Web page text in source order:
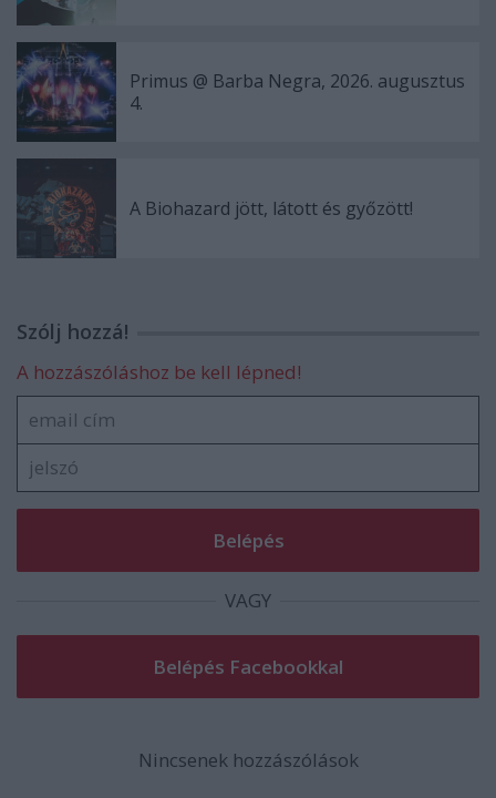
Primus @ Barba Negra, 2026. augusztus
4.
A Biohazard jött, látott és győzött!
Szólj hozzá!
A hozzászóláshoz be kell lépned!
VAGY
Nincsenek hozzászólások